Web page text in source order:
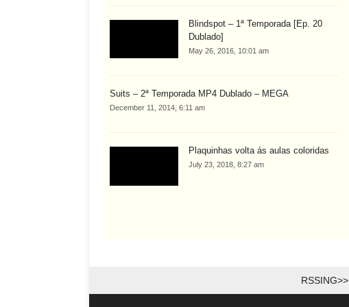
Blindspot – 1ª Temporada [Ep. 20
Dublado]
May 26, 2016, 10:01 am
Suits – 2ª Temporada MP4 Dublado – MEGA
December 11, 2014, 6:11 am
Plaquinhas volta ás aulas coloridas
July 23, 2018, 8:27 am
RSSING>>